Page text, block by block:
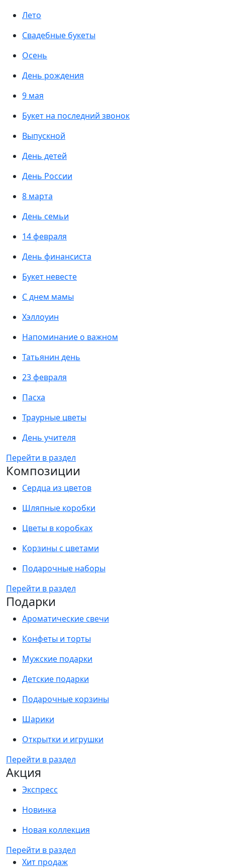
Лето
Свадебные букеты
Осень
День рождения
9 мая
Букет на последний звонок
Выпускной
День детей
День России
8 марта
День семьи
14 февраля
День финансиста
Букет невесте
С днем мамы
Хэллоуин
Напоминание о важном
Татьянин день
23 февраля
Пасха
Траурные цветы
День учителя
Перейти в раздел
Композиции
Сердца из цветов
Шляпные коробки
Цветы в коробках
Корзины с цветами
Подарочные наборы
Перейти в раздел
Подарки
Ароматические свечи
Конфеты и торты
Мужские подарки
Детские подарки
Подарочные корзины
Шарики
Открытки и игрушки
Перейти в раздел
Акция
Экспресс
Новинка
Новая коллекция
Перейти в раздел
Хит продаж